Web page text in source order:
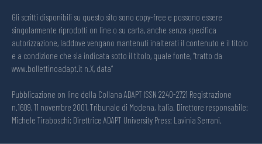
Gli scritti disponibili su questo sito sono copy-free e possono essere
singolarmente riprodotti on line o su carta, anche senza specifica
autorizzazione, laddove vengano mantenuti inalterati il contenuto e il titolo
e a condizione che sia indicata sotto il titolo, quale fonte, “tratto da
www.bollettinoadapt.it n.X, data“
Pubblicazione on line della Collana ADAPT ISSN 2240-2721 Registrazione
n.1609, 11 novembre 2001, Tribunale di Modena, Italia. Direttore responsabile:
Michele Tiraboschi; Direttrice ADAPT University Press: Lavinia Serrani.